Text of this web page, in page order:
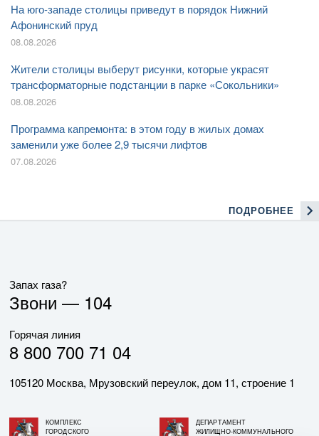
На юго-западе столицы приведут в порядок Нижний
Афонинский пруд
08.08.2026
Жители столицы выберут рисунки, которые украсят
трансформаторные подстанции в парке «Сокольники»
08.08.2026
Программа капремонта: в этом году в жилых домах
заменили уже более 2,9 тысячи лифтов
07.08.2026
ПОДРОБНЕЕ
Запах газа?
Звони — 104
Горячая линия
8 800 700 71 04
105120 Москва, Мрузовский переулок, дом 11, строение 1
КОМПЛЕКС
ГОРОДСКОГО
ДЕПАРТАМЕНТ
ЖИЛИЩНО-КОММУНАЛЬНОГО